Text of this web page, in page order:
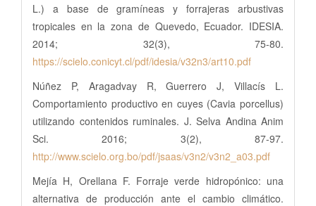
L.) a base de gramíneas y forrajeras arbustivas
tropicales en la zona de Quevedo, Ecuador. IDESIA.
2014; 32(3), 75-80.
https://scielo.conicyt.cl/pdf/idesia/v32n3/art10.pdf
Núñez P, Aragadvay R, Guerrero J, Villacís L.
Comportamiento productivo en cuyes (Cavia porcellus)
utilizando contenidos ruminales. J. Selva Andina Anim
Sci. 2016; 3(2), 87-97.
http://www.scielo.org.bo/pdf/jsaas/v3n2/v3n2_a03.pdf
Mejía H, Orellana F. Forraje verde hidropónico: una
alternativa de producción ante el cambio climático.